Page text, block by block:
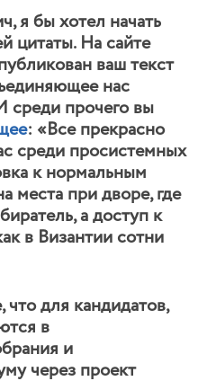
я бы хотел начать
цитаты. На сайте
ваш текст
нас
среди прочего вы
: «Все прекрасно
среди просистемных
к нормальным
места при дворе, где
а доступ к
в Византии сотни
что для кандидатов,
в
и
через проект